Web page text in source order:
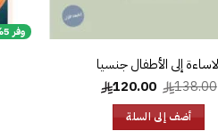
138.00
السعر
هو:
138.00.
120.00 السعر
الحالي
أضف إلى السلة
وفر 5%